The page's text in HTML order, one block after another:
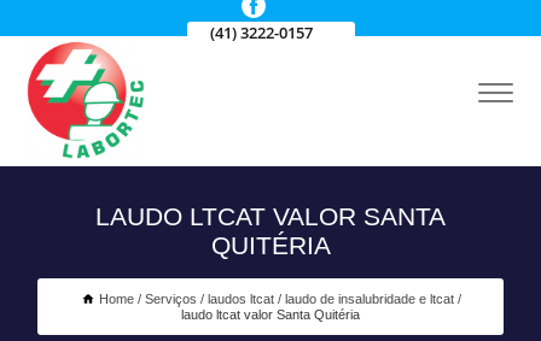
(41) 3222-0157
LAUDO LTCAT VALOR SANTA
QUITÉRIA
Home Serviços laudos ltcat
laudo de insalubridade e ltcat
laudo ltcat valor Santa Quitéria